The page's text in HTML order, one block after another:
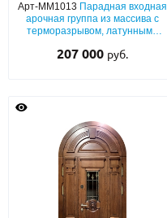
Арт-ММ1013 Парадная входная
арочная группа из массива с
терморазрывом, латунными
и коваными решетками
207 000 руб.